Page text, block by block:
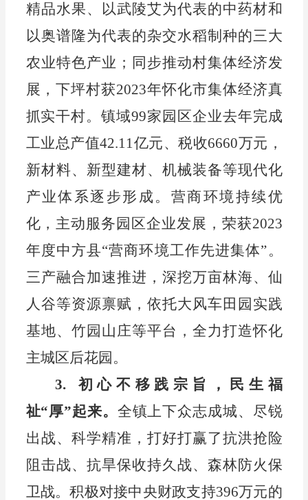
精品水果、以武陵艾为代表的中药材和
以奥谱隆为代表的杂交水稻制种的三大
农业特色产业；同步推动村集体经济发
展 ，下坪村获2023年怀化市集体经济真
抓实干村。镇域99家园区企业去年完成
工业总产值42.11亿元、税收6660万元，
新材料、新型建材、机械装备等现代化
产业体系逐步形成。营商环境持续优
化，主动服务园区企业发展，荣获2023
年度中方县“营商环境工作先进集体”。
三产融合加速推进，深挖万亩林海、仙
人谷等资源禀赋，依托大风车田园实践
基地、竹园山庄等平台，全力打造怀化
主城区后花园。
3. 初心不移 践 宗旨
，民生福
祉“厚”起来。 全镇上下众志成城、尽锐
出战、科学精准，打好打赢了抗洪抢险
阻击战、抗旱保收持久战、森林防火保
卫战。积极对接中央财政支持396万元的